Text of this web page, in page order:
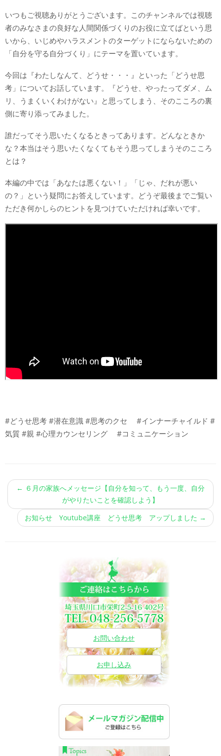
いつもご視聴ありがとうございます。このチャンネルでは視聴
者のみなさまの良好な人間関係づくりのお役に立てばという思
いから、いじめやハラスメントのターゲットにならないための
「自分を守る自分づくり」にテーマを置いています。
今回は『わたしなんて、どうせ・・・』といった「どうせ思
考」についてお話しています。『どうせ、やったってダメ、ム
リ、うまくいくわけがない』と思ってしまう、そのこころの裏
側に寄り添ってみました。
誰だってそう思いたくなるときってあります。どんなときか
な？本当はそう思いたくなくてもそう思ってしまうそのこころ
とは？
本編の中では「あなたは悪くない！」「じゃ、だれが悪い
の？」という疑問にお答えしています。どうぞ最後までご覧い
ただき何かしらのヒントを見つけていただければ幸いです。
#どうせ思考 #潜在意識 #思考のクセ #インナーチャイルド #
気質 #親 #心理カウンセリング #コミュニケーション
← ６月の家族へメッセージ【自分を知って、もう一度、自分
がやりたいことを確認しよう】
お知らせ Youtube講座 どうせ思考 アップしました →
お問い合わせ
お申し込み